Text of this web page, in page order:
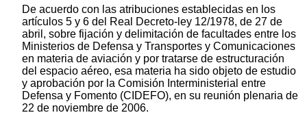
De acuerdo con las atribuciones establecidas en los
artículos 5 y 6 del Real Decreto-ley 12/1978, de 27 de
abril, sobre fijación y delimitación de facultades entre los
Ministerios de Defensa y Transportes y Comunicaciones
en materia de aviación y por tratarse de estructuración
del espacio aéreo, esa materia ha sido objeto de estudio
y aprobación por la Comisión Interministerial entre
Defensa y Fomento (CIDEFO), en su reunión plenaria de
22 de noviembre de 2006.